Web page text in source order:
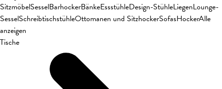
SitzmöbelSesselBarhockerBänkeEssstühleDesign-StühleLiegenLounge-
SesselSchreibtischstühleOttomanen und SitzhockerSofasHockerAlle
anzeigen
Tische